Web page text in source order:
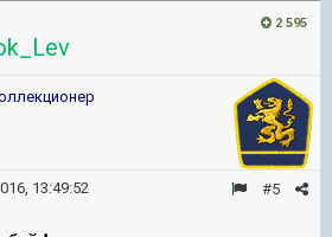
2 595
#5
13:49:52